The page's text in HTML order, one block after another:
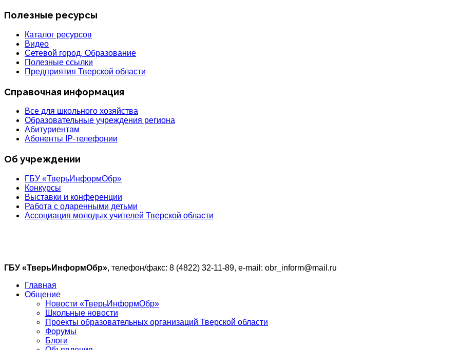
Полезные ресурсы
Каталог ресурсов
Видео
Сетевой город. Образование
Полезные ссылки
Предприятия Тверской области
Справочная информация
Все для школьного хозяйства
Образовательные учреждения региона
Абитуриентам
Абоненты IP-телефонии
Об учреждении
ГБУ «ТверьИнформОбр»
Конкурсы
Выставки и конференции
Работа с одаренными детьми
Ассоциация молодых учителей Тверской области
ГБУ «ТверьИнформОбр», телефон/факс: 8 (4822) 32-11-89, e-mail: obr_inform@mail.ru
Главная
Общение
Новости «ТверьИнформОбр»
Школьные новости
Проекты образовательных организаций Тверской области
Форумы
Блоги